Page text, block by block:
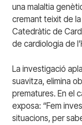
una malaltia
cremant teixit de
Catedràtic de
de cardiologia de
La investigació
suavitza, elimina
prematures. En el
exposa: “Fem
situacions, per